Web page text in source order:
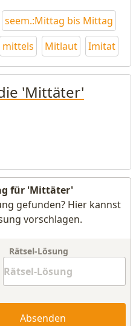
seem.:Mittag bis Mittag
mittels Mitlaut Imitat
'Mittäter'
für 'Mittäter'
gefunden? Hier kannst
vorschlagen.
Rätsel-Lösung
Absenden